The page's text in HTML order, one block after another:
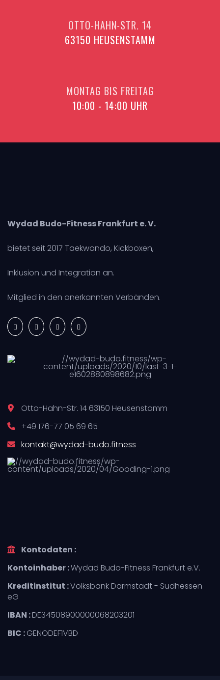
OTTO-HAHN-STR. 14
63150 HEUSENSTAMM
MONTAG BIS FREITAG
10:00 - 14:00 UHR
Wydad Budo-Fitness Frankfurt e. V.
bietet seit 2017 Taekwondo, Kickboxen,
Inklusion und Integration an.
Mitglied in den anerkannten Verbänden.
Otto-Hahn-Str. 14 63150 Heusenstamm
+49 176-77 05 69 65
kontakt@wydad-budo.fitness
Kontodaten :
Kontoinhaber :Wydad Budo-Fitness Frankfurt e.V.
Kreditinstitut :Volksbank Darmstadt - Sudhessen
eG
IBAN :DE34508900000068203201
BIC :GENODEF1VBD